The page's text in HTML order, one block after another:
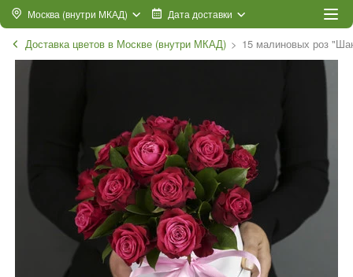
Москва (внутри МКАД) Дата доставки
Доставка цветов в Москве (внутри МКАД) 15 малиновых роз